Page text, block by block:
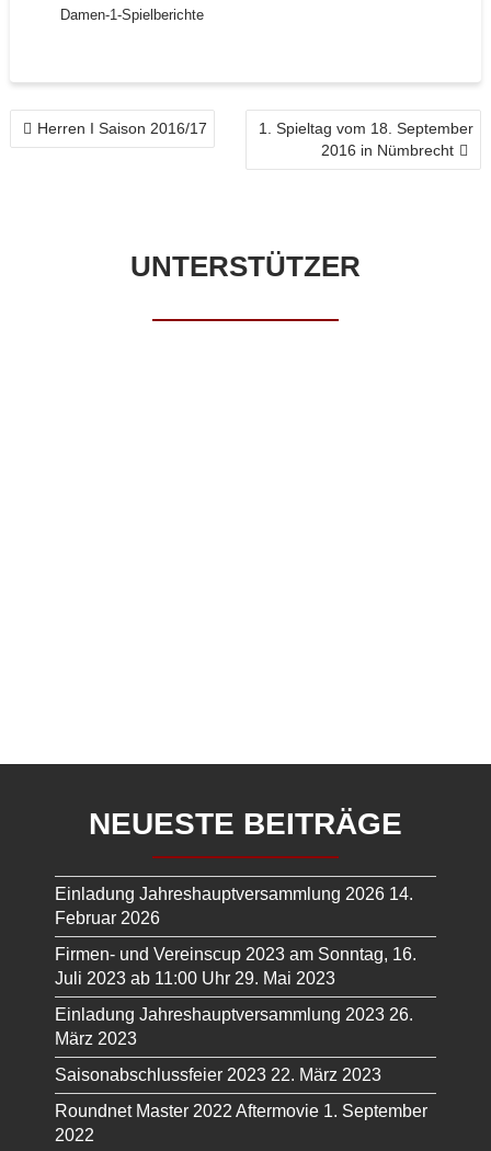
Damen-1-Spielberichte
BEITRAGSNAVIGATION
Herren I Saison 2016/17
1. Spieltag vom 18. September
2016 in Nümbrecht
UNTERSTÜTZER
NEUESTE BEITRÄGE
Einladung Jahreshauptversammlung 2026 14.
Februar 2026
Firmen- und Vereinscup 2023 am Sonntag, 16.
Juli 2023 ab 11:00 Uhr 29. Mai 2023
Einladung Jahreshauptversammlung 2023 26.
März 2023
Saisonabschlussfeier 2023 22. März 2023
Roundnet Master 2022 Aftermovie 1. September
2022